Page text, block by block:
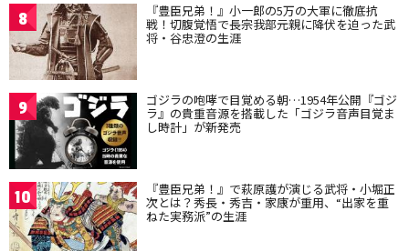
8 『豊臣兄弟！』小一郎の5万の大軍に徹底抗
戦！切腹覚悟で長宗我部元親に降伏を迫った武
将・谷忠澄の生涯
9 ゴジラの咆哮で目覚める朝…1954年公開『ゴジ
ラ』の貴重音源を搭載した「ゴジラ音声目覚ま
し時計」が新発売
10 『豊臣兄弟！』で萩原護が演じる武将・小堀正
次とは？秀長・秀吉・家康が重用、“出家を重
ねた実務派”の生涯